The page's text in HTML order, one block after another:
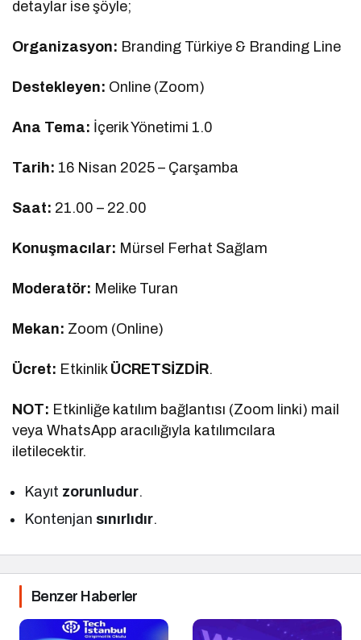
detaylar ise şöyle;
Organizasyon: Branding Türkiye & Branding Line
Destekleyen: Online (Zoom)
Ana Tema: İçerik Yönetimi 1.0
Tarih: 16 Nisan 2025 – Çarşamba
Saat: 21.00 – 22.00
Konuşmacılar: Mürsel Ferhat Sağlam
Moderatör: Melike Turan
Mekan: Zoom (Online)
Ücret: Etkinlik ÜCRETSİZDİR.
NOT: Etkinliğe katılım bağlantısı (Zoom linki) mail
veya WhatsApp aracılığıyla katılımcılara
iletilecektir.
Kayıt zorunludur.
Kontenjan sınırlıdır.
Benzer Haberler